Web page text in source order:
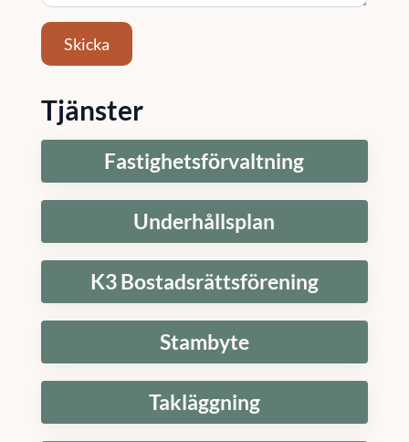
Skicka
Tjänster
Fastighetsförvaltning
Underhållsplan
K3 Bostadsrättsförening
Stambyte
Takläggning